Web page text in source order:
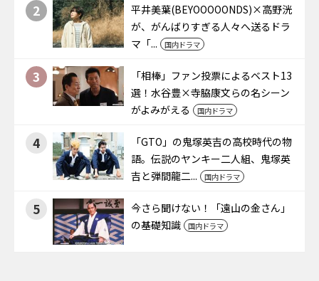
2
平井美葉(BEYOOOOONDS)×高野洸
が、がんばりすぎる人々へ送るドラ
マ「...
国内ドラマ
3
「相棒」ファン投票によるベスト13
選！水谷豊×寺脇康文らの名シーン
がよみがえる
国内ドラマ
4
「GTO」の鬼塚英吉の高校時代の物
語。伝説のヤンキー二人組、鬼塚英
吉と弾間龍二...
国内ドラマ
5
今さら聞けない！「遠山の金さん」
の基礎知識
国内ドラマ